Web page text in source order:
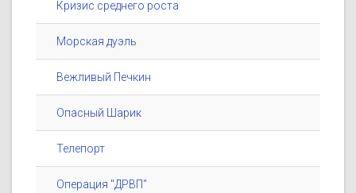
Кризис среднего роста
Морская дуэль
Вежливый Печкин
Опасный Шарик
Телепорт
Операция "ДРВП"